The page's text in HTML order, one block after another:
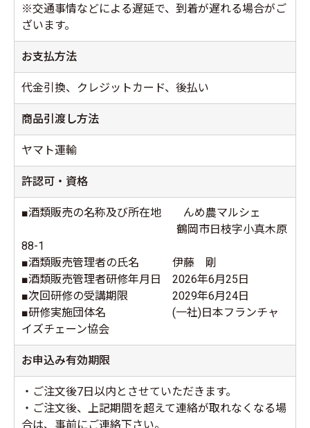
※交通事情などによる遅延で、到着が遅れる場合がご
ざいます。
お支払方法
代金引換、クレジットカード、後払い
商品引渡し方法
ヤマト運輸
許認可・資格
■酒類販売の名称及び所在地 んめ農マルシェ
鶴岡市日枝字小真木原
88-1
■酒類販売管理者の氏名 伊藤 剛
■酒類販売管理者研修年月日 2026年6月25日
■次回研修の受講期限 2029年6月24日
■研修実施団体名 (一社)日本フランチャ
イズチェーン協会
お申込み有効期限
・ご注文後7日以内とさせていただきます。
・ご注文後、上記期間を超えて連絡が取れなくなる場
合は、事前にご連絡下さい。